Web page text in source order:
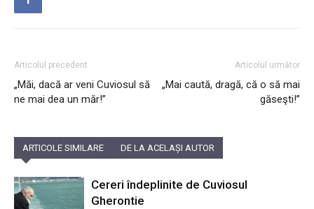
Articolul precedent
„Măi, dacă ar veni Cuviosul să
ne mai dea un măr!”
Articolul următor
„Mai caută, dragă, că o să mai
găseşti!”
ARTICOLE SIMILARE DE LA ACELAȘI AUTOR
Cereri îndeplinite de Cuviosul
Gherontie